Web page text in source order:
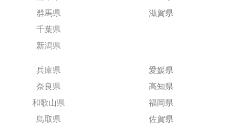
群馬県
千葉県
新潟県
滋賀県
兵庫県
奈良県
和歌山県
鳥取県
愛媛県
高知県
福岡県
佐賀県